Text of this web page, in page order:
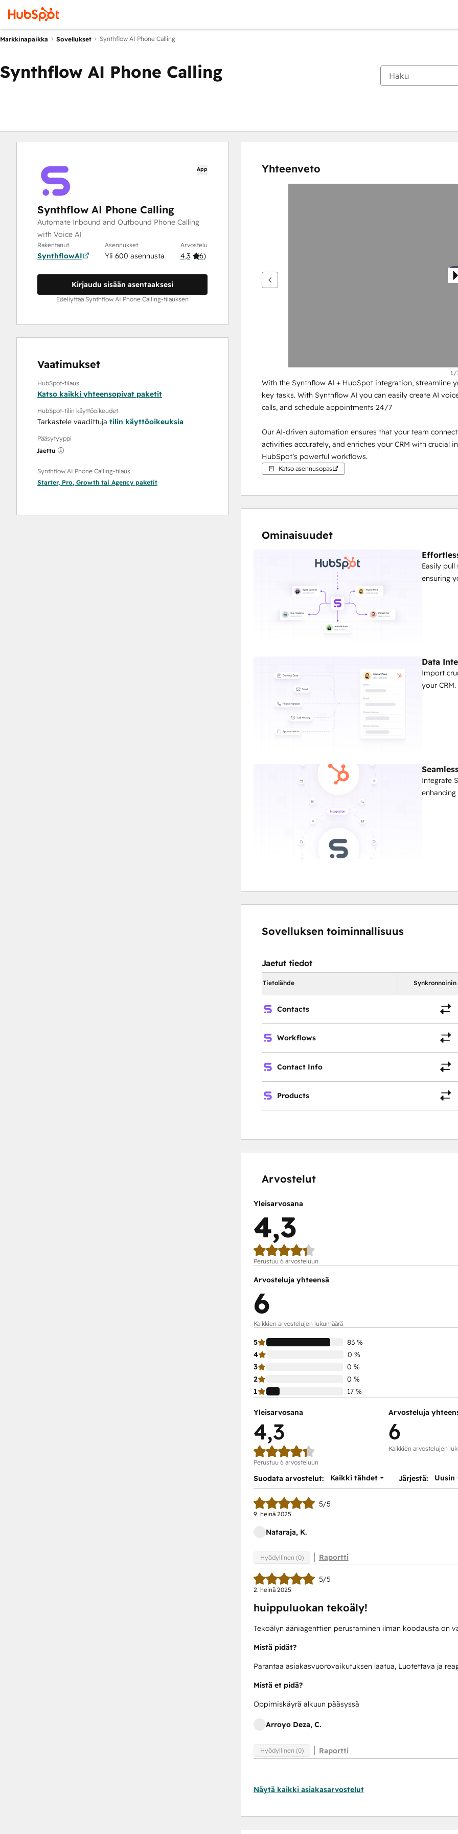
Markkinapaikka Sovellukset Synthflow AI Phone Calling
Synthflow AI Phone Calling
App
Synthflow AI Phone Calling
Automate Inbound and Outbound Phone Calling
with Voice AI
Rakentanut
SynthflowAI
Asennukset
Yli 600 asennusta
Arvostelu
4,3 (6)
Kirjaudu sisään asentaaksesi
Edellyttää Synthflow AI Phone Calling-tilauksen
Vaatimukset
HubSpot-tilaus
Katso kaikki yhteensopivat paketit
HubSpot-tilin käyttöoikeudet
Tarkastele vaadittuja tilin käyttöoikeuksia
Pääsytyyppi
Jaettu
Synthflow AI Phone Calling-tilaus
Starter, Pro, Growth tai Agency paketit
Yhteenveto
1/
With the Synthflow AI + HubSpot integration, streamline
key tasks. With Synthflow AI you can easily create AI
calls, and schedule appointments 24/7
Our AI-driven automation ensures that your team
activities accurately, and enriches your CRM with crucial
HubSpot’s powerful workflows.
Katso asennusopas
Ominaisuudet
Easily
ensuring
Data
Import
your CRM.
Integrate
Sovelluksen toiminnallisuus
Jaetut tiedot
Tietolähde Synkronnoinin
Contacts
Workflows
Contact Info
Products
Arvostelut
Yleisarvosana
4,3
Perustuu 6 arvosteluun
Arvosteluja yhteensä
6
Kaikkien arvostelujen lukumäärä
5
83 %
4
0 %
3
0 %
2
0 %
1
17 %
Yleisarvosana
4,3
Perustuu 6 arvosteluun
Arvosteluja
6
Kaikkien arvostelujen
Suodata arvostelut:
Kaikki tähdet Järjestä: Uusin
5/5
9. heinä 2025
Nataraja, K.
Hyödyllinen (0) Raportti
5/5
2. heinä 2025
huippuluokan tekoäly!
Tekoälyn ääniagenttien perustaminen ilman koodausta on
Mistä pidät?
Parantaa asiakasvuorovaikutuksen laatua, Luotettava ja
Mistä et pidä?
Oppimiskäyrä alkuun pääsyssä
Arroyo Deza, C.
Hyödyllinen (0) Raportti
Näytä kaikki asiakasarvostelut